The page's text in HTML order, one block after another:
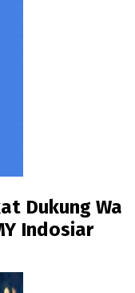
Dukung Wa
Indosiar